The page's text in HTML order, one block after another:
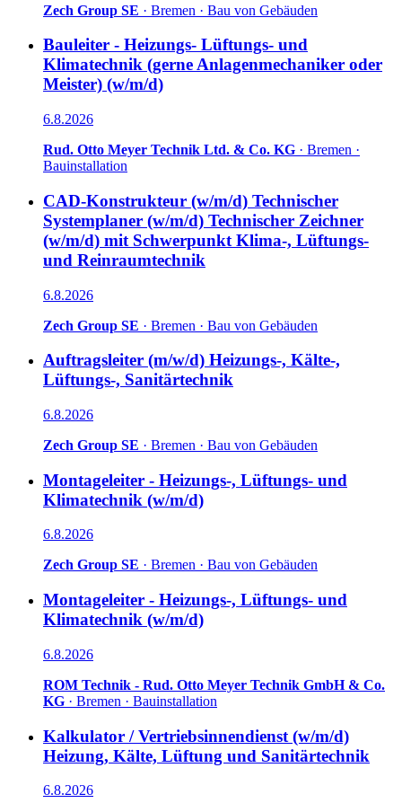
Zech Group SE · Bremen · Bau von Gebäuden
Bauleiter - Heizungs- Lüftungs- und
Klimatechnik (gerne Anlagenmechaniker oder
Meister) (w/m/d)
6.8.2026
Rud. Otto Meyer Technik Ltd. & Co. KG · Bremen ·
Bauinstallation
CAD-Konstrukteur (w/m/d) Technischer
Systemplaner (w/m/d) Technischer Zeichner
(w/m/d) mit Schwerpunkt Klima-, Lüftungs-
und Reinraumtechnik
6.8.2026
Zech Group SE · Bremen · Bau von Gebäuden
Auftragsleiter (m/w/d) Heizungs-, Kälte-,
Lüftungs-, Sanitärtechnik
6.8.2026
Zech Group SE · Bremen · Bau von Gebäuden
Montageleiter - Heizungs-, Lüftungs- und
Klimatechnik (w/m/d)
6.8.2026
Zech Group SE · Bremen · Bau von Gebäuden
Montageleiter - Heizungs-, Lüftungs- und
Klimatechnik (w/m/d)
6.8.2026
ROM Technik - Rud. Otto Meyer Technik GmbH & Co.
KG · Bremen · Bauinstallation
Kalkulator / Vertriebsinnendienst (w/m/d)
Heizung, Kälte, Lüftung und Sanitärtechnik
6.8.2026